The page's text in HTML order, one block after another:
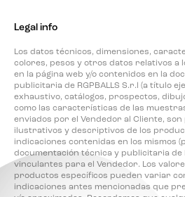
Legal info
Los datos técnicos, dimensiones,
colores, pesos y otros datos relativos a
en la página web y/o contenidos en la
publicitaria de RGPBALLS S.r.l (a título
exhaustivo, catálogos, prospectos,
como las características de las
enviados por el Vendedor al Cliente,
ilustrativos y descriptivos de los
indicaciones contenidas en los mismos
documentación técnica y publicitaria de
vinculantes para el Vendedor. Los
productos específicos pueden variar
indicaciones antes mencionadas que